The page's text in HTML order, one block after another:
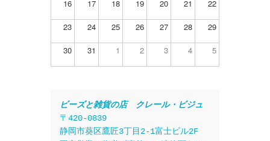
16 17 18 19 20 21 22
23 24 25 26 27 28 29
30 31 1 2 3 4 5
ビーズと雑貨の店　クレール・ビジュ
〒420-0839
静岡市葵区鷹匠3丁目2-1富士ビル2F